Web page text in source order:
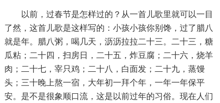
以前，过春节是怎样过的？从一首儿歌里就可以一目
了然，这首儿歌是这样写的：小孩小孩你别馋，过了腊八
就是年。腊八粥，喝几天，沥沥拉拉二十三。二十三，糖
瓜粘；二十四，扫房日，二十五，炸豆腐；二十六，烧羊
肉；二十七，宰只鸡；二十八，白面发；二十九，蒸馒
头；三十晚上熬一宿，大年初一拜个年，一年一年保平
安。是不是很象顺口流，这是以前过年的习俗。现在人们